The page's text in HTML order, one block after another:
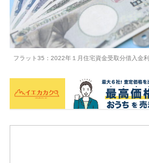
フラット35：2022年１月住宅資金受取分借入金利